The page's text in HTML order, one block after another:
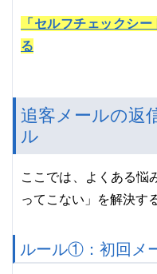
「セルフチェックシ
る
追客メールの返
ル
ここでは、よくある悩
ってこない」を解決す
ルール①：初回メ